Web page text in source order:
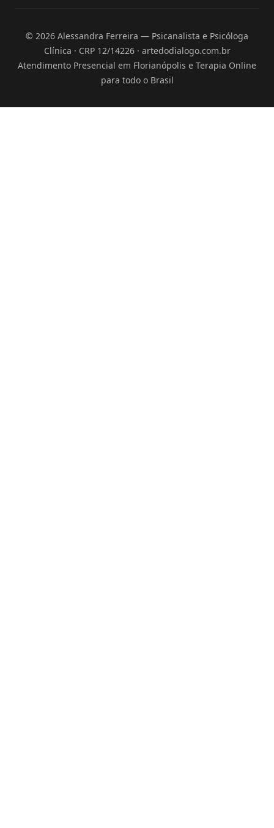
© 2026 Alessandra Ferreira — Psicanalista e Psicóloga
Clínica · CRP 12/14226 · artedodialogo.com.br
Atendimento Presencial em Florianópolis e Terapia Online
para todo o Brasil